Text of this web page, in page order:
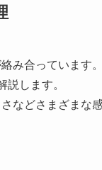
み合っています。
します。
などさまざまな